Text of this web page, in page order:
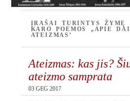
ĮRAŠAI TURINTYS ŽYMĘ
KARO POEMOS „APIE
ATEIZMAS’
Ateizmas: kas jis?
ateizmo samprata
03 GEG 2017